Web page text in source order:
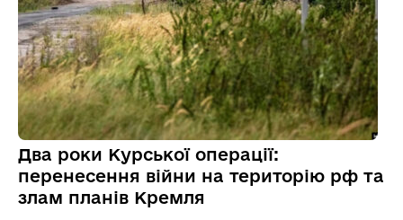
Два роки Курської операції:
перенесення війни на територію рф та
злам планів Кремля